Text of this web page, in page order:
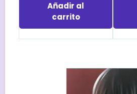
Añadir al
carrito